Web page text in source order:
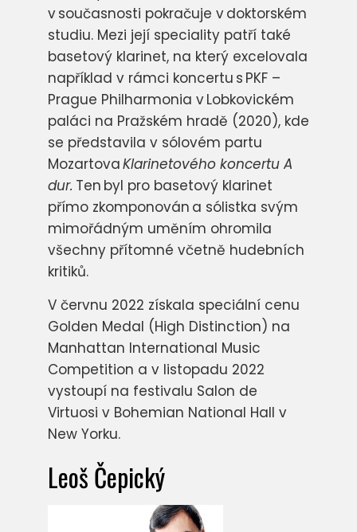
v současnosti pokračuje v doktorském
studiu. Mezi její speciality patří také
basetový klarinet, na který excelovala
například v rámci koncertu s PKF –
Prague Philharmonia vLobkovickém
paláci na Pražském hradě (2020), kde
se představila v sólovém partu
MozartovaKlarinetového koncertu A
dur. Ten byl pro basetový klarinet
přímo zkomponován a sólistka svým
mimořádným uměním ohromila
všechny přítomné včetně hudebních
kritiků.
V červnu 2022 získala speciální cenu
Golden Medal (High Distinction) na
Manhattan International Music
Competition a v listopadu 2022
vystoupí na festivalu Salon de
Virtuosi v Bohemian National Hall v
New Yorku.
Leoš Čepický